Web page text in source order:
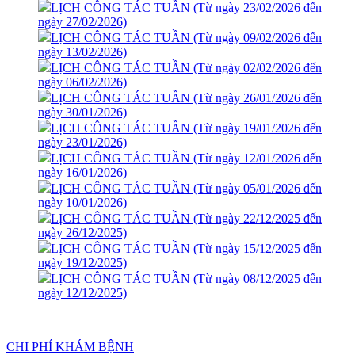
LỊCH CÔNG TÁC TUẦN (Từ ngày 23/02/2026 đến
ngày 27/02/2026)
LỊCH CÔNG TÁC TUẦN (Từ ngày 09/02/2026 đến
ngày 13/02/2026)
LỊCH CÔNG TÁC TUẦN (Từ ngày 02/02/2026 đến
ngày 06/02/2026)
LỊCH CÔNG TÁC TUẦN (Từ ngày 26/01/2026 đến
ngày 30/01/2026)
LỊCH CÔNG TÁC TUẦN (Từ ngày 19/01/2026 đến
ngày 23/01/2026)
LỊCH CÔNG TÁC TUẦN (Từ ngày 12/01/2026 đến
ngày 16/01/2026)
LỊCH CÔNG TÁC TUẦN (Từ ngày 05/01/2026 đến
ngày 10/01/2026)
LỊCH CÔNG TÁC TUẦN (Từ ngày 22/12/2025 đến
ngày 26/12/2025)
LỊCH CÔNG TÁC TUẦN (Từ ngày 15/12/2025 đến
ngày 19/12/2025)
LỊCH CÔNG TÁC TUẦN (Từ ngày 08/12/2025 đến
ngày 12/12/2025)
CHI PHÍ KHÁM BỆNH
CHUNG TAY KIỂM SOÁT MẤT CÂN BẰNG GIỚI
TÍNH KHI SINH